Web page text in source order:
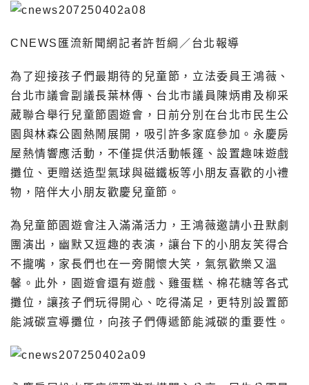
CNEWS匯流新聞網記者許哲綱／台北報導
為了迎接孩子們最期待的兒童節，立法委員王鴻薇、
台北市議會副議長葉林傳、台北市議員陳炳甫及柳采
葳聯合舉行兒童節園遊會，日前分別在台北市民生公
園與林森公園熱鬧展開，吸引許多家庭參加。永慶房
屋熱情響應活動，不僅提供活動帳篷、設置趣味遊戲
攤位、更贈送造型氣球與磁鐵板等小朋友喜歡的小禮
物，陪伴大小朋友歡慶兒童節。
為兒童節園遊會注入滿滿活力，王鴻薇邀請小丑默劇
團演出，幽默又逗趣的表演，讓台下的小朋友笑得合
不攏嘴，家長們也在一旁開懷大笑，氣氛歡樂又溫
馨。此外，園遊會還有遊戲、雞蛋糕、棉花糖等各式
攤位，讓孩子們玩得開心、吃得滿足，更特別設置節
能減碳宣導攤位，向孩子們傳遞節能減碳的重要性。